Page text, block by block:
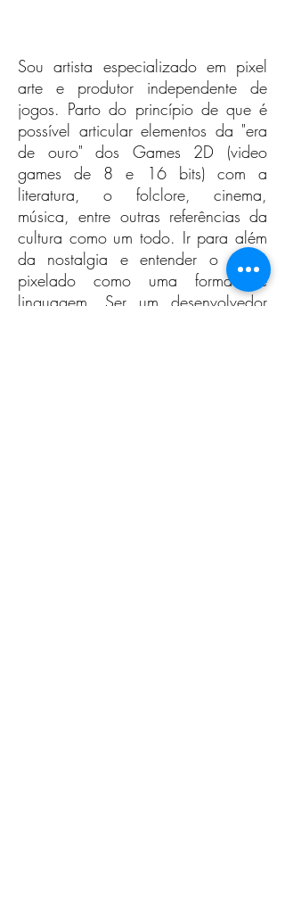
Sou artista especializado em pixel
arte e produtor independente de
jogos. Parto do princípio de que é
possível articular elementos da "era
de ouro" dos Games 2D (video
games de 8 e 16 bits) com a
literatura, o folclore, cinema,
música, entre outras referências da
cultura como um todo. Ir para além
da nostalgia e entender o game
pixelado como uma forma de
linguagem. Ser um desenvolvedor